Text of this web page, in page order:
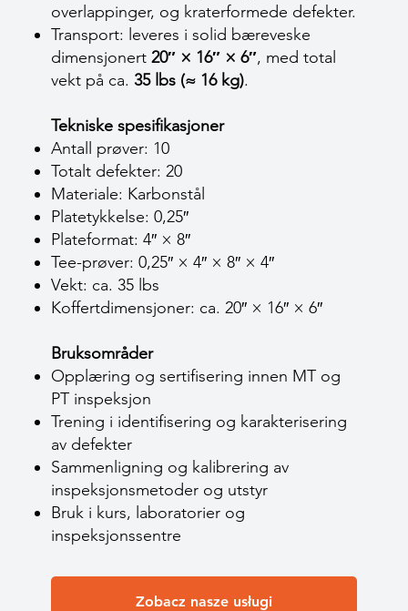
overlappinger, og kraterformede defekter.
Transport: leveres i solid bæreveske
dimensjonert 20″ × 16″ × 6″, med total
vekt på ca. 35 lbs (≈ 16 kg).
Tekniske spesifikasjoner
Antall prøver: 10
Totalt defekter: 20
Materiale: Karbonstål
Platetykkelse: 0,25″
Plateformat: 4″ × 8″
Tee-prøver: 0,25″ × 4″ × 8″ × 4″
Vekt: ca. 35 lbs
Koffertdimensjoner: ca. 20″ × 16″ × 6″
Bruksområder
Opplæring og sertifisering innen MT og
PT inspeksjon
Trening i identifisering og karakterisering
av defekter
Sammenligning og kalibrering av
inspeksjonsmetoder og utstyr
Bruk i kurs, laboratorier og
inspeksjonssentre
Zobacz nasze usługi